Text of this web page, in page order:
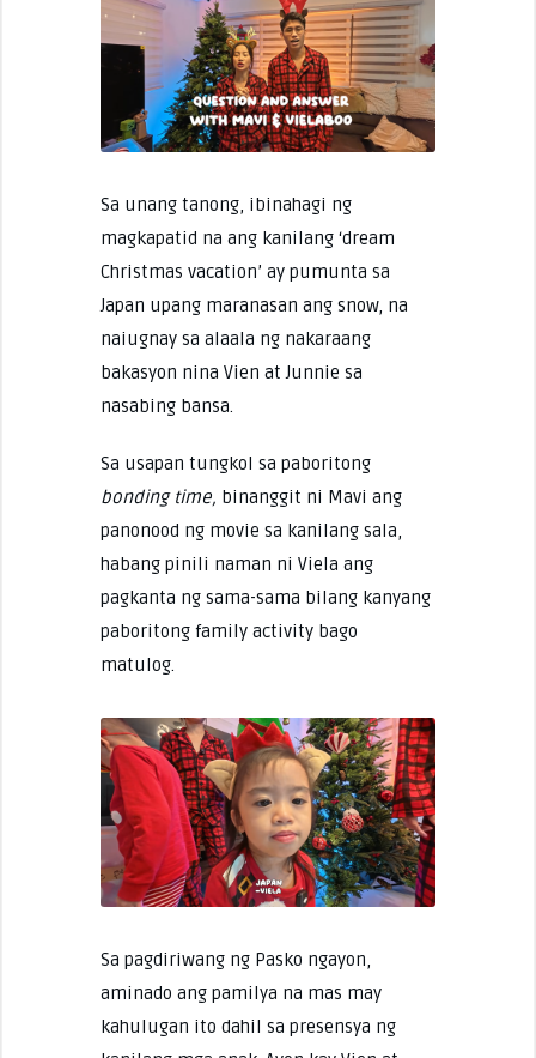
Sa unang tanong, ibinahagi ng
magkapatid na ang kanilang ‘dream
Christmas vacation’ ay pumunta sa
Japan upang maranasan ang snow, na
naiugnay sa alaala ng nakaraang
bakasyon nina Vien at Junnie sa
nasabing bansa.
Sa usapan tungkol sa paboritong
bonding time, binanggit ni Mavi ang
panonood ng movie sa kanilang sala,
habang pinili naman ni Viela ang
pagkanta ng sama-sama bilang kanyang
paboritong family activity bago
matulog.
Sa pagdiriwang ng Pasko ngayon,
aminado ang pamilya na mas may
kahulugan ito dahil sa presensya ng